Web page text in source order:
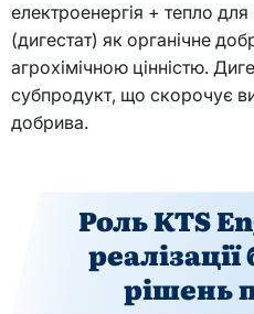
електроенергія + тепло
(дигестат) як органічне
агрохімічною цінністю.
субпродукт, що скорочує
добрива.
Роль KTS
рішень